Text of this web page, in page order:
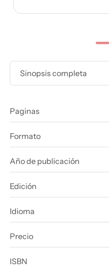
Sinopsis completa
Paginas
Formato
Año de publicación
Edición
Idioma
Precio
ISBN